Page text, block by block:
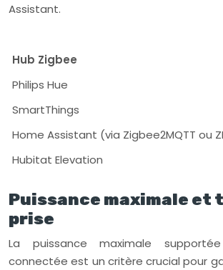
Assistant.
Hub Zigbee
Philips Hue
SmartThings
Home Assistant (via Zigbee2MQTT ou
Hubitat Elevation
Puissance maximale et
prise
La puissance maximale
connectée est un critère crucial pour